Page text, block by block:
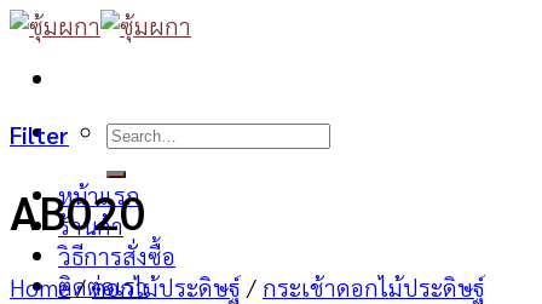
Skip
content
Search
หน้าแรก
ร้านค้า
วิธีการสั่งซื้อ
ติดต่อเรา
Filter
AB020
Home / ดอกไม้ประดิษฐ์ / กระเช้าดอกไม้ประดิษฐ์